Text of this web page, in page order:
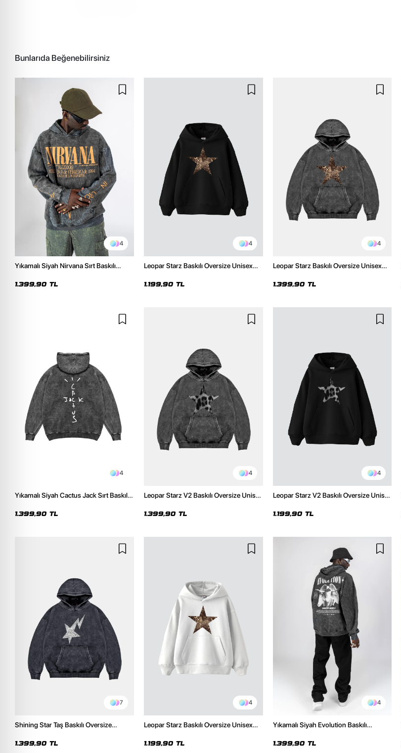
Bunlarıda Beğenebilirsiniz
4
Yıkamalı Siyah Nirvana Sırt Baskılı
1.399,90 TL
4
Leopar Starz Baskılı Oversize Unisex
1.199,90 TL
4
Leopar Starz Baskılı Oversize Unisex
1.399,90 TL
4
Yıkamalı Siyah Cactus Jack Sırt Baskılı
1.399,90 TL
4
Leopar Starz V2 Baskılı Oversize Unisex
1.399,90 TL
4
Leopar Starz V2 Baskılı Oversize Unisex
1.199,90 TL
7
Shining Star Taş Baskılı Oversize
1.399,90 TL
4
Leopar Starz Baskılı Oversize Unisex
1.199,90 TL
4
Yıkamalı Siyah Evolution Baskılı
1.399,90 TL